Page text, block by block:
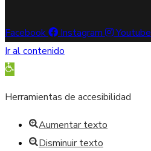
Facebook Instagram Youtube
Ir al contenido
Abrir barra de herramientas
Herramientas de accesibilidad
Aumentar texto
Disminuir texto